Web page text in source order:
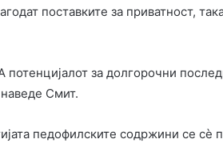
поставките за приватност,
потенцијалот за долгорочни
Смит.
педофилските содржини се сè